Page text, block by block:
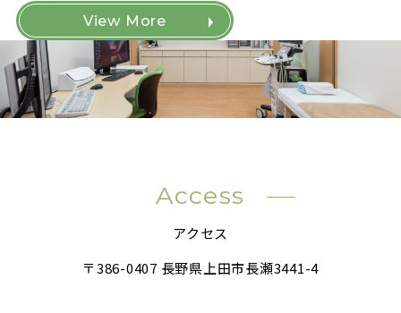
View More
Access
アクセス
〒386-0407 長野県上田市長瀬3441-4